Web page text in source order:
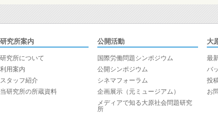
研究所案内
研究所について
利用案内
スタッフ紹介
当研究所の所蔵資料
公開活動
国際労働問題シンポジウム
公開シンポジウム
シネマフォーラム
企画展示（元ミュージアム）
メディアで知る大原社会問題研究
所
大
最
バ
投
お